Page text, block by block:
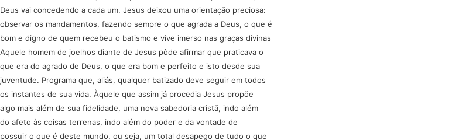
Deus vai concedendo a cada um. Jesus deixou uma orientação preciosa:
observar os mandamentos, fazendo sempre o que agrada a Deus, o que é
bom e digno de quem recebeu o batismo e vive imerso nas graças divinas
Aquele homem de joelhos diante de Jesus pôde afirmar que praticava o
que era do agrado de Deus, o que era bom e perfeito e isto desde sua
juventude. Programa que, aliás, qualquer batizado deve seguir em todos
os instantes de sua vida. Àquele que assim já procedia Jesus propõe
algo mais além de sua fidelidade, uma nova sabedoria cristã, indo além
do afeto às coisas terrenas, indo além do poder e da vontade de
possuir o que é deste mundo, ou seja, um total desapego de tudo o que